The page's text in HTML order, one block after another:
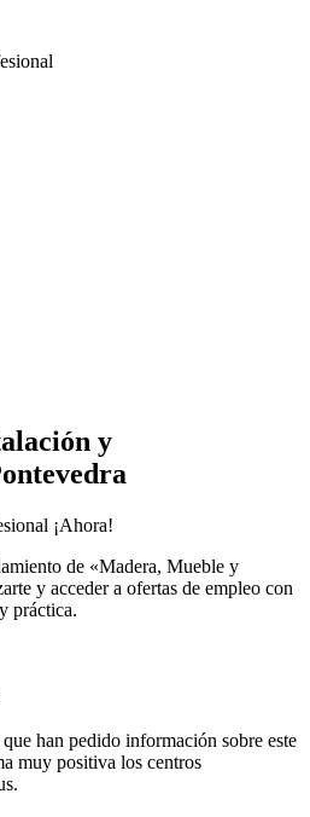
y
¡Ahora!
de «Madera, Mueble y
y acceder a ofertas de empleo con
práctica.
han pedido información sobre este
muy positiva los centros